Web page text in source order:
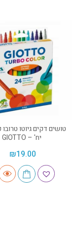
יח' – GIOTTO
₪19.00